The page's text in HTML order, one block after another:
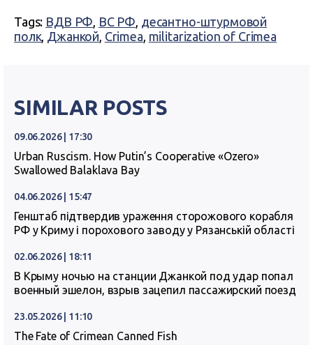
Tags: ВДВ РФ, ВС РФ, десантно-штурмовой
полк, Джанкой, Crimea, militarization of Crimea
SIMILAR POSTS
09.06.2026 | 17:30
Urban Ruscism. How Putin’s Cooperative «Ozero»
Swallowed Balaklava Bay
04.06.2026 | 15:47
Генштаб підтвердив ураження сторожового корабля
РФ у Криму і порохового заводу у Рязанській області
02.06.2026 | 18:11
В Крыму ночью на станции Джанкой под удар попал
военный эшелон, взрыв зацепил пассажирский поезд
23.05.2026 | 11:10
The Fate of Crimean Canned Fish